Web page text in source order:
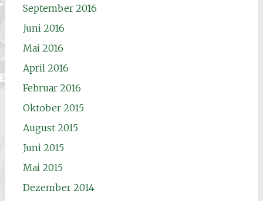
September 2016
Juni 2016
Mai 2016
April 2016
Februar 2016
Oktober 2015
August 2015
Juni 2015
Mai 2015
Dezember 2014